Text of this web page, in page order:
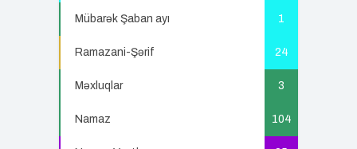
Mübarək Şaban ayı 1
Ramazani-Şərif 24
Məxluqlar 3
Namaz 104